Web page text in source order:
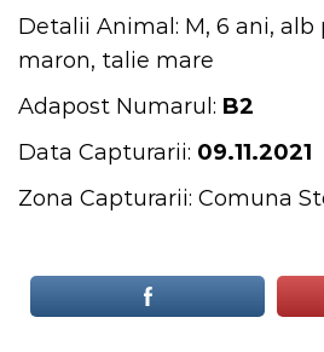
Detalii Animal: M, 6 ani, alb
maron, talie mare
Adapost Numarul: B2
Data Capturarii: 09.11.2021
Zona Capturarii: Comuna